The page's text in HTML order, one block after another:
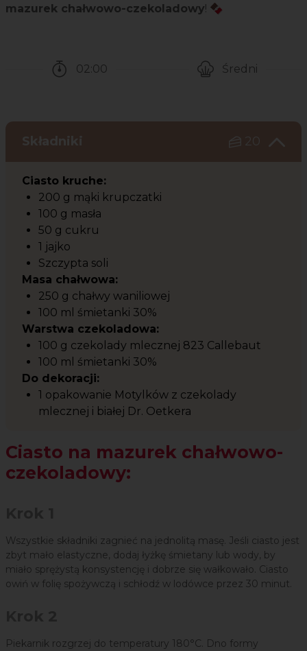
mazurek chałwowo-czekoladowy! 🍫
02:00
Średni
Składniki 20
Ciasto kruche:
200 g mąki krupczatki
100 g masła
50 g cukru
1 jajko
Szczypta soli
Masa chałwowa:
250 g chałwy waniliowej
100 ml śmietanki 30%
Warstwa czekoladowa:
100 g czekolady mlecznej 823 Callebaut
100 ml śmietanki 30%
Do dekoracji:
1 opakowanie Motylków z czekolady
mlecznej i białej Dr. Oetkera
Ciasto na mazurek chałwowo-
czekoladowy:
Wszystkie składniki zagnieć na jednolitą masę. Jeśli ciasto jest
zbyt mało elastyczne, dodaj łyżkę śmietany lub wody, by
miało sprężystą konsystencję i dobrze się wałkowało. Ciasto
owiń w folię spożywczą i schłodź w lodówce przez 30 minut.
Piekarnik rozgrzej do temperatury 180°C. Dno formy